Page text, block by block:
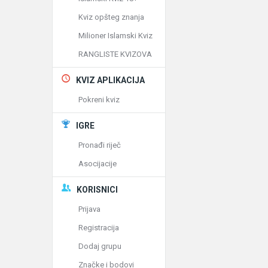
Kviz opšteg znanja
Milioner Islamski Kviz
RANGLISTE KVIZOVA
KVIZ APLIKACIJA
Pokreni kviz
IGRE
Pronađi riječ
Asocijacije
KORISNICI
Prijava
Registracija
Dodaj grupu
Značke i bodovi